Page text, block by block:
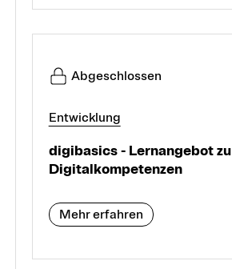
Abgeschlossen
Entwicklung
digibasics - Lernangebot zu
Digitalkompetenzen
Mehr erfahren